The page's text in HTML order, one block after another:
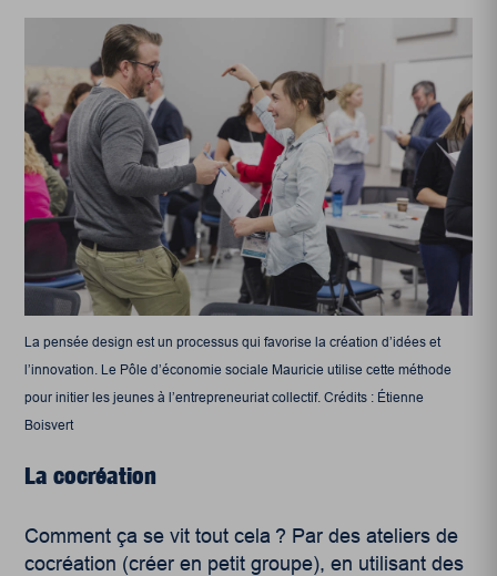
La pensée design est un processus qui favorise la création d’idées et
l’innovation. Le Pôle d’économie sociale Mauricie utilise cette méthode
pour initier les jeunes à l’entrepreneuriat collectif. Crédits : Étienne
Boisvert
La cocréation
Comment ça se vit tout cela ? Par des ateliers de
cocréation (créer en petit groupe), en utilisant des